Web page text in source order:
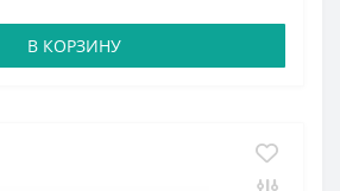
В КОРЗИНУ